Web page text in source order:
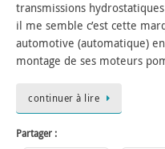
transmissions
il me semble c’est cette
automotive (automatique)
montage de ses moteurs
continuer à lire
Partager :